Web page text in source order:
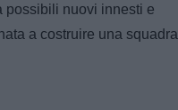
possibili nuovi innesti e
a costruire una squadra